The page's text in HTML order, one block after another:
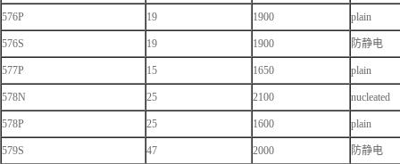
576P 19 1900 plain
576S 19 1900 防静电
577P 15 1650 plain
578N 25 2100 nucleated
578P 25 1600 plain
579S 47 2000 防静电